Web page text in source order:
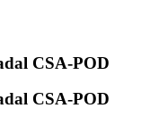
CSA-POD
CSA-POD